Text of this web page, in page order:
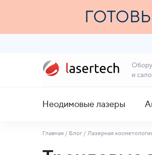
и
Неодимовые лазеры
Главная / Блог / Лазерная